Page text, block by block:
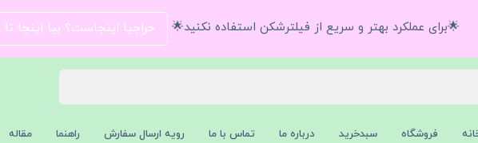
🌟برای عملکرد بهتر و سریع از فیلترشکن استفاده نکنید🌟 حراجیا اینجاست؟ بیا اینجا
فروشگاه سبدخرید درباره ما تماس با ما رویه ارسال سفارش راهنما مقاله